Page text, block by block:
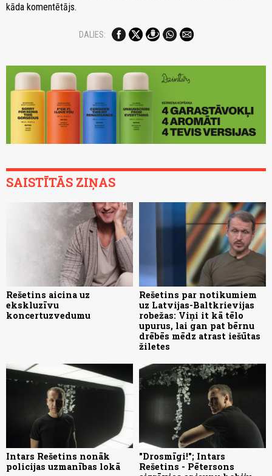
kāda komentētājs.
DALIES:
SAISTĪTĀS ZIŅAS
Rešetins aicina uz
ekskluzīvu
koncertuzvedumu
Rešetins par notikumiem
uz Latvijas-Baltkrievijas
robežas: Viņi it kā tēlo
upurus, lai gan pat bērnu
drēbēs mēdz atrast iešūtas
žiletes
Intars Rešetins nonāk
policijas uzmanības lokā
"Drosmīgi!"; Intars
Rešetins - Pētersons